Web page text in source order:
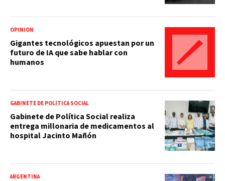
OPINIÓN
Gigantes tecnológicos apuestan por un
futuro de IA que sabe hablar con
humanos
GABINETE DE POLÍTICA SOCIAL
Gabinete de Política Social realiza
entrega millonaria de medicamentos al
hospital Jacinto Mañón
ARGENTINA